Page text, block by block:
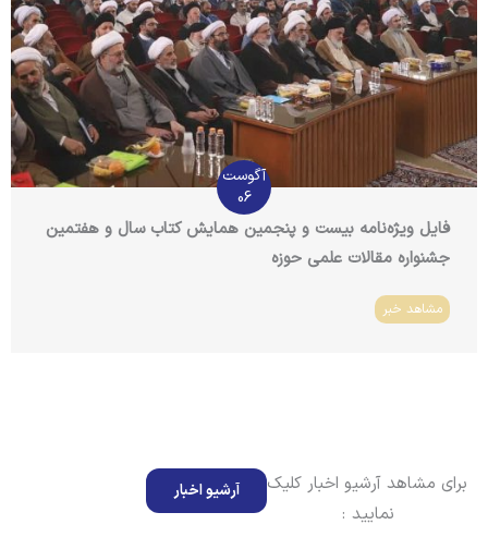
آگوست
06
فایل ویژه‌نامه بیست و پنجمین همایش کتاب سال و هفتمین
جشنواره مقالات علمی حوزه
مشاهد خبر
برای مشاهد آرشیو اخبار کلیک
نمایید :
آرشیو اخبار